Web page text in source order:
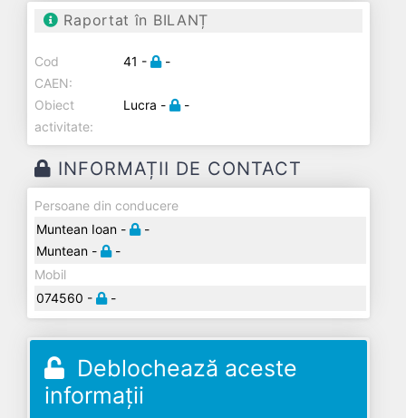
Raportat în BILANȚ
Cod
CAEN:
41 - -
Obiect
activitate:
Lucra - -
INFORMAȚII DE CONTACT
Persoane din conducere
Muntean Ioan -
-
Muntean -
-
Mobil
074560 -
-
Deblochează aceste
informații